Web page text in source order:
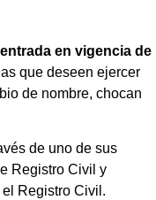
en vigencia de
que deseen ejercer
de nombre, chocan
de uno de sus
Registro Civil y
Registro Civil.